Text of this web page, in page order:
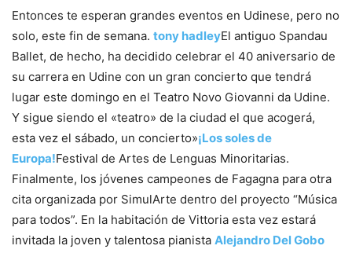
Entonces te esperan grandes eventos en Udinese, pero no
solo, este fin de semana. tony hadleyEl antiguo Spandau
Ballet, de hecho, ha decidido celebrar el 40 aniversario de
su carrera en Udine con un gran concierto que tendrá
lugar este domingo en el Teatro Novo Giovanni da Udine.
Y sigue siendo el «teatro» de la ciudad el que acogerá,
esta vez el sábado, un concierto»¡Los soles de
Europa!Festival de Artes de Lenguas Minoritarias.
Finalmente, los jóvenes campeones de Fagagna para otra
cita organizada por SimulArte dentro del proyecto “Música
para todos”. En la habitación de Vittoria esta vez estará
invitada la joven y talentosa pianista Alejandro Del Gobo